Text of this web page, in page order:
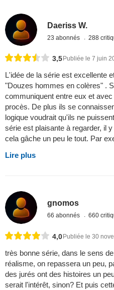
Daeriss W.
23 abonnés 288
3,5 Publiée le 7 juin
L'idée de la série est excellente
"Douzes hommes en colères" .
communiquent entre eux et
procès. De plus ils se
logique voudrait qu'ils ne
série est plaisante à regarder, il
cela gâche un peu le tout. Par
Lire plus
gnomos
66 abonnés 660
4,0Publiée le 30
très bonne série, dans le sens
réalisme, on repassera un peu,
des jurés ont des histoires un
serait l'intérêt, sinon? Et puis